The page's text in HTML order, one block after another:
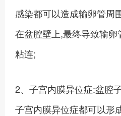
感染都可以造成输卵管周
在盆腔壁上,最终导致输
粘连;
2、子宫内膜异位症:盆腔
子宫内膜异位症都可以形